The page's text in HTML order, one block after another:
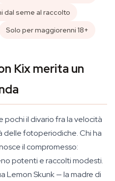
dal seme al raccolto
Solo per maggiorenni 18+
Kix merita un
pochi il divario fra la velocità
delle fotoperiodiche. Chi ha
il compromesso:
potenti e raccolti modesti.
Lemon Skunk — la madre di